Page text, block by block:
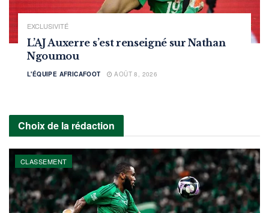
EXCLUSIVITÉ
L’AJ Auxerre s’est renseigné sur Nathan
Ngoumou
L'ÉQUIPE AFRICAFOOT AOÛT 8, 2026
Choix de la rédaction
CLASSEMENT